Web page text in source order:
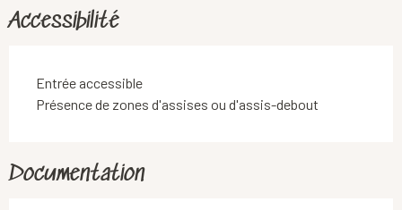
Accessibilité
Entrée accessible
Présence de zones d'assises ou d'assis-debout
Documentation